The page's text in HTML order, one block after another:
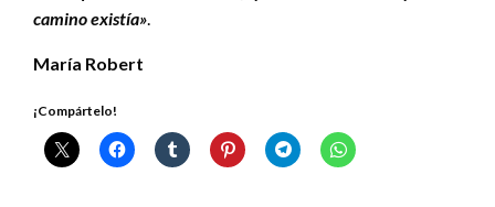
camino existía»
María Robert
¡Compártelo!